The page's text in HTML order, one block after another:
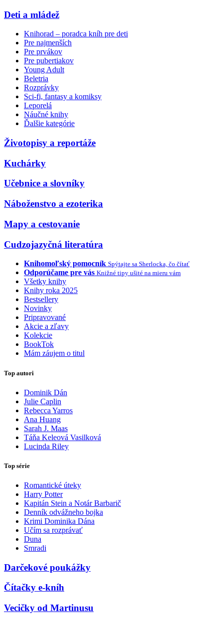
Deti a mládež
Knihorad – poradca kníh pre deti
Pre najmenších
Pre prvákov
Pre pubertiakov
Young Adult
Beletria
Rozprávky
Sci-fi, fantasy a komiksy
Leporelá
Náučné knihy
Ďalšie kategórie
Životopisy a reportáže
Kuchárky
Učebnice a slovníky
Náboženstvo a ezoterika
Mapy a cestovanie
Cudzojazyčná literatúra
Knihomoľský pomocník Spýtajte sa Sherlocka, čo čítať
Odporúčame pre vás Knižné tipy ušité na mieru vám
Všetky knihy
Knihy roka 2025
Bestsellery
Novinky
Pripravované
Akcie a zľavy
Kolekcie
BookTok
Mám záujem o titul
Top autori
Dominik Dán
Julie Caplin
Rebecca Yarros
Ana Huang
Sarah J. Maas
Táňa Keleová Vasilková
Lucinda Riley
Top série
Romantické úteky
Harry Potter
Kapitán Stein a Notár Barbarič
Denník odvážneho bojka
Krimi Dominika Dána
Učím sa rozprávať
Duna
Smradi
Darčekové poukážky
Čítačky e-kníh
Vecičky od Martinusu